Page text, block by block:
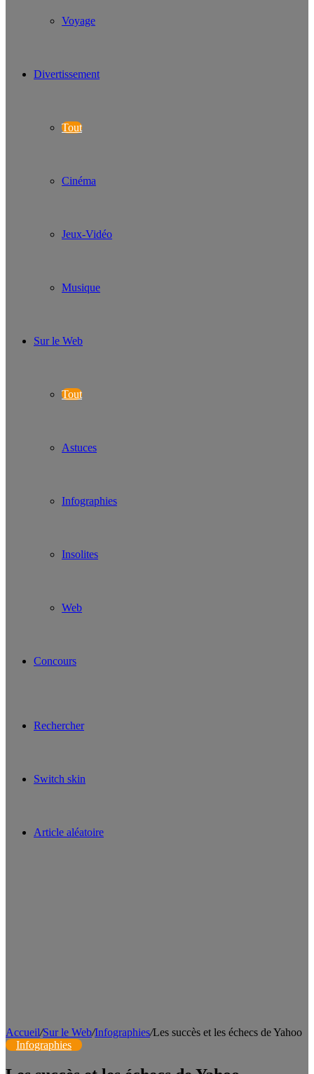
Voyage
Divertissement
Tout
Cinéma
Jeux-Vidéo
Musique
Sur le Web
Tout
Astuces
Infographies
Insolites
Web
Concours
Rechercher
Switch skin
Article aléatoire
Accueil/Sur le Web/Infographies/Les succès et les échecs de Yahoo
Infographies